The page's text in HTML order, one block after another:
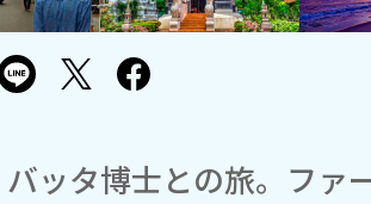
ッタ博士との旅。ファ